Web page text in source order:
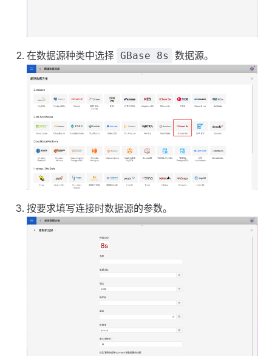
在数据源种类中选择 GBase 8s 数据源。
按要求填写连接时数据源的参数。